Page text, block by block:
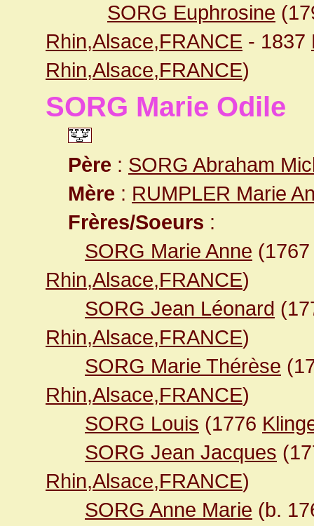
SORG Euphrosine
Rhin,Alsace,FRANCE - 1837
Rhin,Alsace,FRANCE)
SORG Marie Odile
Père : SORG Abraham
Mère : RUMPLER Marie
Frères/Soeurs :
SORG Marie Anne
Rhin,Alsace,FRANCE)
SORG Jean Léonard
Rhin,Alsace,FRANCE)
SORG Marie Thérèse
Rhin,Alsace,FRANCE)
SORG Louis (1776
SORG Jean Jacques
Rhin,Alsace,FRANCE)
SORG Anne Marie (b.